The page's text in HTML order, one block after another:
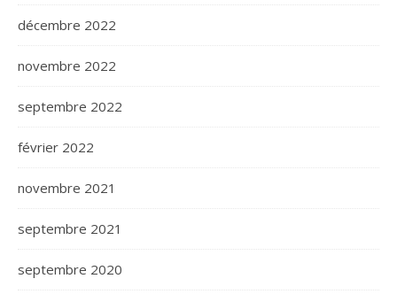
décembre 2022
novembre 2022
septembre 2022
février 2022
novembre 2021
septembre 2021
septembre 2020